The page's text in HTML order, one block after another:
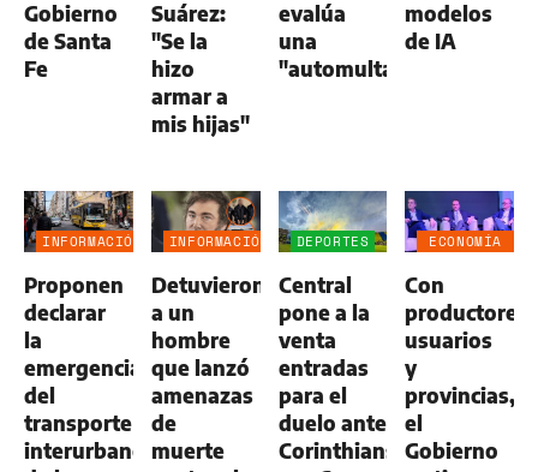
Gobierno
de Santa
Fe
Suárez:
"Se la
hizo
armar a
mis hijas"
evalúa
una
"automulta"
modelos
de IA
INFORMACIÓN
Proponen
declarar
la
emergencia
del
transporte
interurbano
INFORMACIÓN
Detuvieron
a un
hombre
que lanzó
amenazas
de
muerte
DEPORTES
Central
pone a la
venta
entradas
para el
duelo ante
Corinthians
ECONOMÍA
Con
productores,
usuarios
y
provincias,
el
Gobierno